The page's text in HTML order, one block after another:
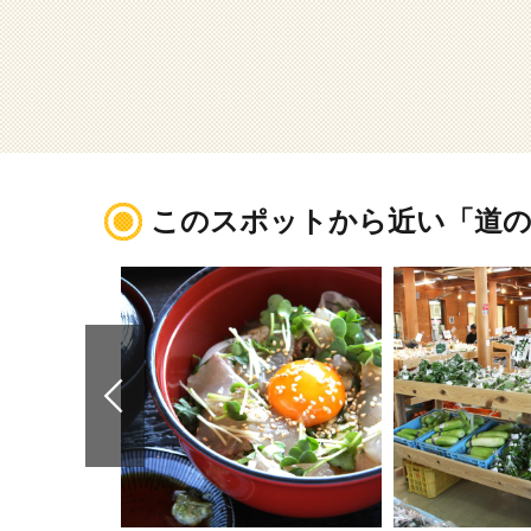
このスポットから近い「道